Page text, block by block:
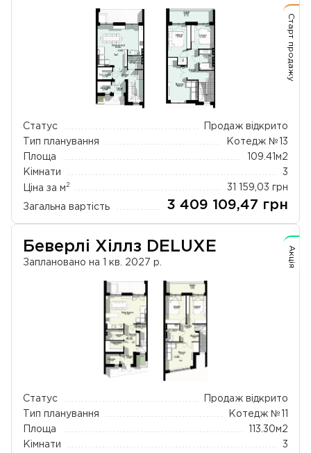
Статус
Продаж відкрито
Тип планування
Котедж №13
Площа
109.41 м2
Кімнати
3
Ціна за м 2 31 159,03 грн
Загальна вартість 3 409 109,47 грн
Старт продажу
Беверлі Хіллз DELUXE
Заплановано на 1 кв. 2027 р.
Статус
Продаж відкрито
Тип планування
Котедж №11
Площа
113.30 м2
Кімнати
3
Акція